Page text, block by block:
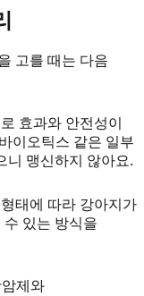
고를 때는 다음
효과와 안전성이
이오틱스 같은 일부
니 맹신하지 않아요.
태에 따라 강아지가
있는 방식을
제와